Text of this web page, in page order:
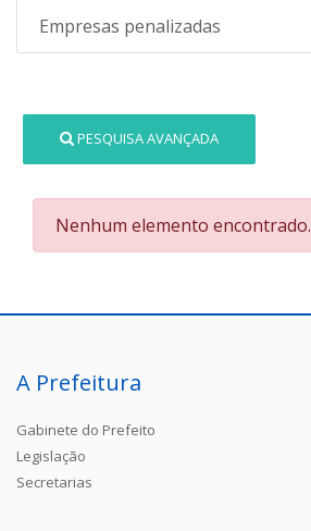
Empresas penalizadas
PESQUISA AVANÇADA
Nenhum elemento encontrado.
A Prefeitura
Gabinete do Prefeito
Legislação
Secretarias